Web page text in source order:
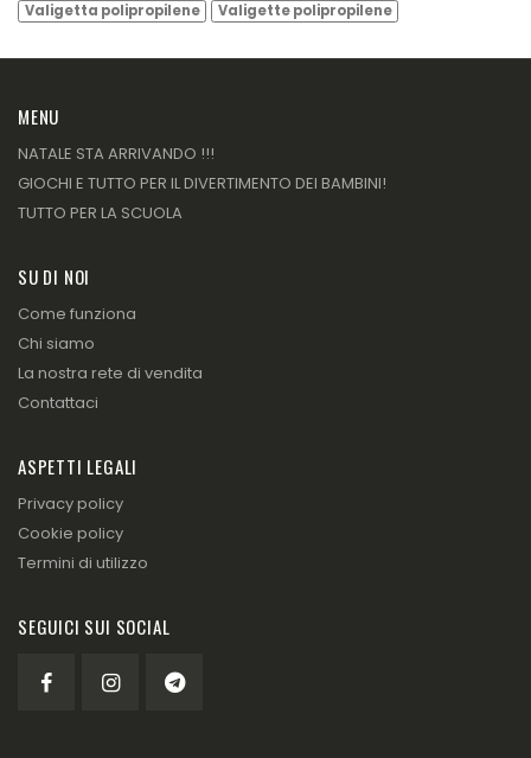
Valigetta polipropilene
Valigette polipropilene
MENU
NATALE STA ARRIVANDO !!!
GIOCHI E TUTTO PER IL DIVERTIMENTO DEI BAMBINI!
TUTTO PER LA SCUOLA
SU DI NOI
Come funziona
Chi siamo
La nostra rete di vendita
Contattaci
ASPETTI LEGALI
Privacy policy
Cookie policy
Termini di utilizzo
SEGUICI SUI SOCIAL